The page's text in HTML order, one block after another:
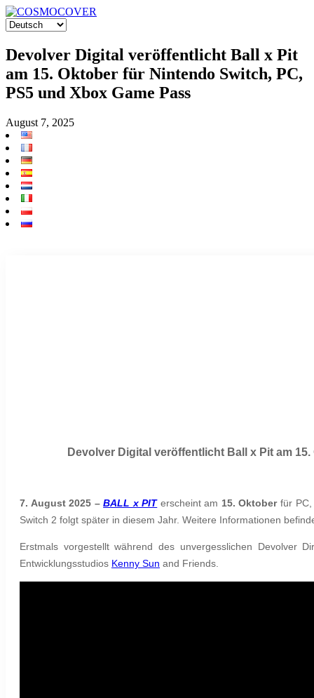
Devolver Digital veröffentlicht Ball x Pit
am 15. Oktober für Nintendo Switch, PC,
PS5 und Xbox Game Pass
August 7, 2025
Devolver Digital veröffentlicht Ball x Pit am
7. August 2025 –BALL x PITerscheint am 15. Oktober für
Switch 2 folgt später in diesem Jahr. Weitere Informationen
Erstmals vorgestellt während des unvergesslichen Devolver
Entwicklungsstudios Kenny Sun and Friends.